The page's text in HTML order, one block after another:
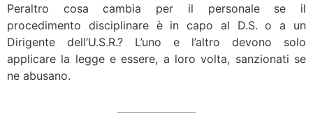
Peraltro cosa cambia per il personale se il
procedimento disciplinare è in capo al D.S. o a un
Dirigente dell’U.S.R.? L’uno e l’altro devono solo
applicare la legge e essere, a loro volta, sanzionati se
ne abusano.